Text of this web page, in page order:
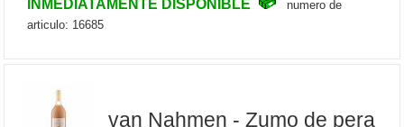
numero de
articulo: 16685
van Nahmen - Zumo de pera